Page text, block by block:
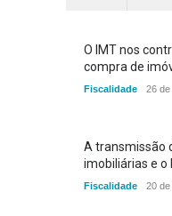
O IMT nos
compra de
Fiscalidade 26
A transmissão
imobiliárias e o
Fiscalidade 20